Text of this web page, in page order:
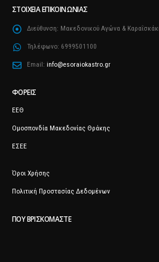
ΣΤΟΙΧΕΊΑ ΕΠΙΚΟΙΝΩΝΊΑΣ
Διεύθυνση: Μακεδονικού Αγώνα &
Τηλέφωνο: 6999501100
Email: info@esoraiokastro.gr
ΦΟΡΕΊΣ
ΕΕΘ
Ομοσπονδία Μακεδονίας Θράκης
ΕΣΕΕ
Όροι Χρήσης
Πολιτική Προστασίας Δεδομένων
ΠΟΥ ΒΡΙΣΚΌΜΑΣΤΕ